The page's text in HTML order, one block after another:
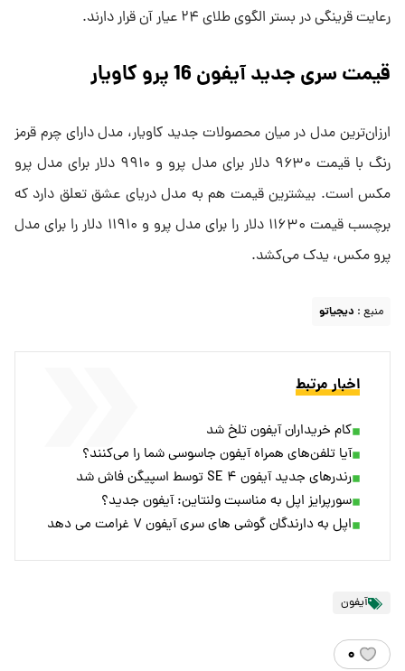
رعایت قرینگی در بستر الگوی طلای ۲۴ عیار آن قرار دارند.
قیمت سری جدید آیفون 16 پرو کاویار
ارزان‌ترین مدل در میان محصولات جدید کاویار، مدل دارای چرم قرمز
رنگ با قیمت ۹۶۳۰ دلار برای مدل پرو و ۹۹۱۰ دلار برای مدل پرو
مکس است. بیشترین قیمت هم به مدل دریای عشق تعلق دارد که
برچسب قیمت ۱۱۶۳۰ دلار را برای مدل پرو و ۱۱۹۱۰ دلار را برای مدل
پرو مکس، یدک می‌کشد.
منبع : دیجیاتو
اخبار مرتبط
کام خریداران آیفون تلخ شد
آیا تلفن‌های همراه آیفون جاسوسی شما را می‌کنند؟
رندرهای جدید آیفون SE ۴ توسط اسپیگن فاش شد
سورپرایز اپل به مناسبت ولنتاین: آیفون جدید؟
اپل به دارندگان گوشی های سری آیفون ۷ غرامت می دهد
آیفون
۰